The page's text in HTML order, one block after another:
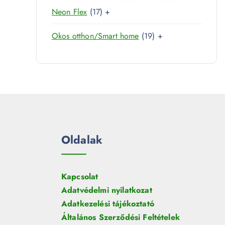
r
e
r
Neon Flex 171
7
t
r
+
Okos otthon/Smart home 191
t
+
Oldalak
Kapcsolat
Adatvédelmi nyilatkozat
Adatkezelési tájékoztató
Általános Szerződési Feltételek